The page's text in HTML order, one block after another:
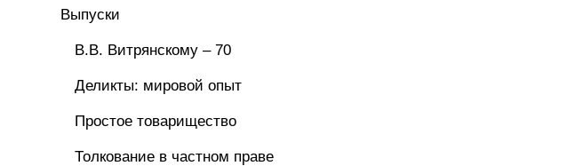
Выпуски
В.В. Витрянскому – 70
Деликты: мировой опыт
Простое товарищество
Толкование в частном праве